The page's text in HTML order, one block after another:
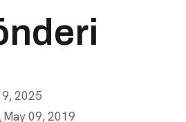
2025
May 09, 2019